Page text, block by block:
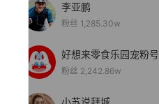
李亚鹏
粉丝 1,285.30w
好想来零食乐园宠粉号
粉丝 2,242.86w
小苏说拜城